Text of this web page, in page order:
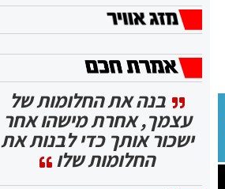
בנה את החלומות של
עצמך, אחרת מישהו אחר
ישכור אותך כדי לבנות את
החלומות שלו